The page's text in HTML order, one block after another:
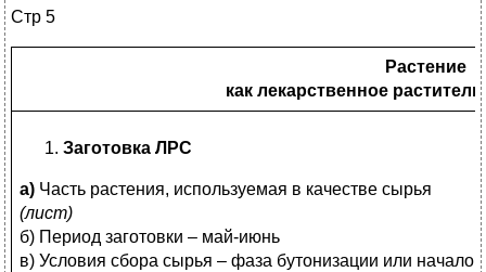
Стр 5
Растение
как лекарственное
Заготовка ЛРС
а) Часть растения, используемая в качестве сырья
(лист)
б) Период заготовки – май-июнь
в) Условия сбора сырья – фаза бутонизации или начало